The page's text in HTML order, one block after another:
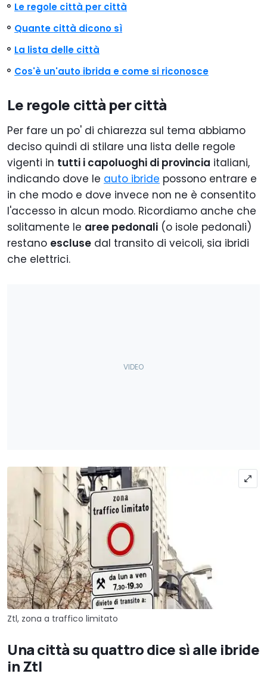
Le regole città per città
Quante città dicono sì
La lista delle città
Cos'è un'auto ibrida e come si riconosce
Le regole città per città
Per fare un po' di chiarezza sul tema abbiamo
deciso quindi di stilare una lista delle regole
vigenti in tutti i capoluoghi di provincia italiani,
indicando dove le auto ibride possono entrare e
in che modo e dove invece non ne è consentito
l'accesso in alcun modo. Ricordiamo anche che
solitamente le aree pedonali (o isole pedonali)
restano escluse dal transito di veicoli, sia ibridi
che elettrici.
Ztl, zona a traffico limitato
Una città su quattro dice sì alle ibride
in Ztl